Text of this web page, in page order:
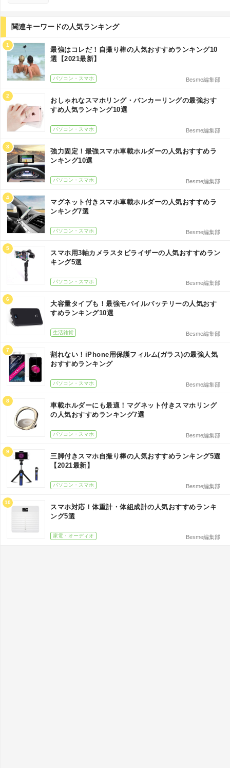
関連キーワードの人気ランキング
1
最強はコレだ！自撮り棒の人気おすすめランキング10
選【2021最新】
パソコン・スマホ Besme編集部
2
おしゃれなスマホリング・バンカーリングの最強おす
すめ人気ランキング10選
パソコン・スマホ Besme編集部
3
強力固定！最強スマホ車載ホルダーの人気おすすめラ
ンキング10選
パソコン・スマホ Besme編集部
4
マグネット付きスマホ車載ホルダーの人気おすすめラ
ンキング7選
パソコン・スマホ Besme編集部
5
スマホ用3軸カメラスタビライザーの人気おすすめラン
キング5選
パソコン・スマホ Besme編集部
6
大容量タイプも！最強モバイルバッテリーの人気おす
すめランキング10選
生活雑貨 Besme編集部
7
割れない！iPhone用保護フィルム(ガラス)の最強人気
おすすめランキング
パソコン・スマホ Besme編集部
8
車載ホルダーにも最適！マグネット付きスマホリング
の人気おすすめランキング7選
パソコン・スマホ Besme編集部
9
三脚付きスマホ自撮り棒の人気おすすめランキング5選
【2021最新】
パソコン・スマホ Besme編集部
10
スマホ対応！体重計・体組成計の人気おすすめランキ
ング5選
家電・オーディオ Besme編集部